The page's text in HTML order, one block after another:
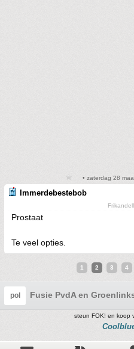
• zaterdag 28
Immerdebestebob
Prostaat
Te veel opties.
1 2 3 4
pol Fusie PvdA en
steun FOK! en koop